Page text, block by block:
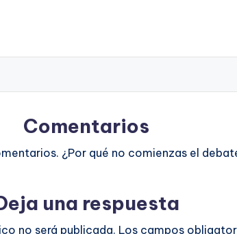
Comentarios
¿Por qué no comienzas el
una respuesta
no será publicada. Los campos